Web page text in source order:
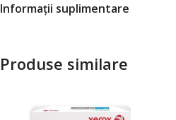
Informații suplimentare
Produse similare